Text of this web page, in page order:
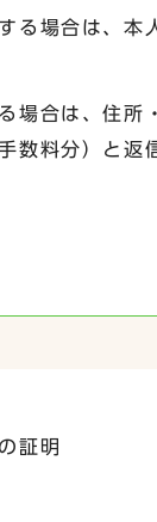
場合は、本
場合は、住所
数料分）と
証明